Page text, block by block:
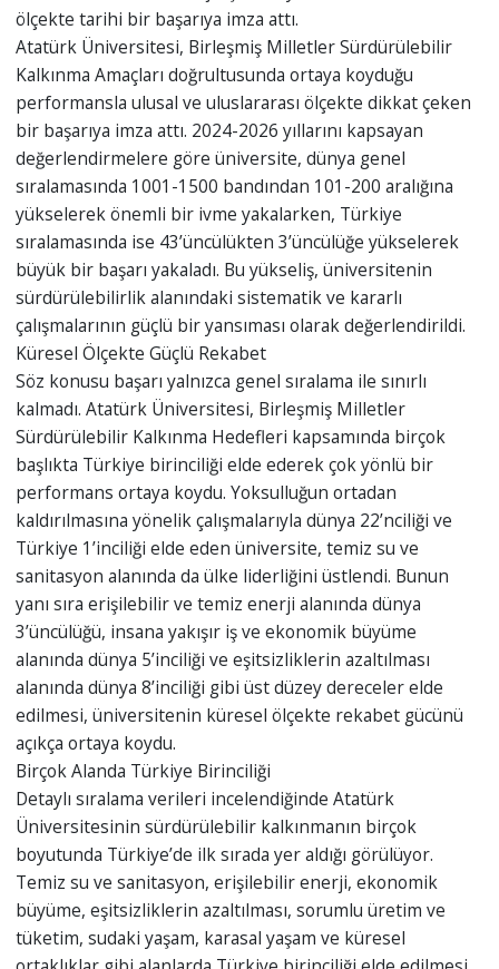
ölçekte tarihi bir başarıya imza attı.
Atatürk Üniversitesi, Birleşmiş Milletler Sürdürülebilir
Kalkınma Amaçları doğrultusunda ortaya koyduğu
performansla ulusal ve uluslararası ölçekte dikkat çeken
bir başarıya imza attı. 2024-2026 yıllarını kapsayan
değerlendirmelere göre üniversite, dünya genel
sıralamasında 1001-1500 bandından 101-200 aralığına
yükselerek önemli bir ivme yakalarken, Türkiye
sıralamasında ise 43’üncülükten 3’üncülüğe yükselerek
büyük bir başarı yakaladı. Bu yükseliş, üniversitenin
sürdürülebilirlik alanındaki sistematik ve kararlı
çalışmalarının güçlü bir yansıması olarak değerlendirildi.
Küresel Ölçekte Güçlü Rekabet
Söz konusu başarı yalnızca genel sıralama ile sınırlı
kalmadı. Atatürk Üniversitesi, Birleşmiş Milletler
Sürdürülebilir Kalkınma Hedefleri kapsamında birçok
başlıkta Türkiye birinciliği elde ederek çok yönlü bir
performans ortaya koydu. Yoksulluğun ortadan
kaldırılmasına yönelik çalışmalarıyla dünya 22’nciliği ve
Türkiye 1’inciliği elde eden üniversite, temiz su ve
sanitasyon alanında da ülke liderliğini üstlendi. Bunun
yanı sıra erişilebilir ve temiz enerji alanında dünya
3’üncülüğü, insana yakışır iş ve ekonomik büyüme
alanında dünya 5’inciliği ve eşitsizliklerin azaltılması
alanında dünya 8’inciliği gibi üst düzey dereceler elde
edilmesi, üniversitenin küresel ölçekte rekabet gücünü
açıkça ortaya koydu.
Birçok Alanda Türkiye Birinciliği
Detaylı sıralama verileri incelendiğinde Atatürk
Üniversitesinin sürdürülebilir kalkınmanın birçok
boyutunda Türkiye’de ilk sırada yer aldığı görülüyor.
Temiz su ve sanitasyon, erişilebilir enerji, ekonomik
büyüme, eşitsizliklerin azaltılması, sorumlu üretim ve
tüketim, sudaki yaşam, karasal yaşam ve küresel